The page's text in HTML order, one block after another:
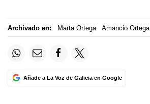
Archivado en: Marta Ortega Amancio Ortega
Añade a La Voz de Galicia en Google